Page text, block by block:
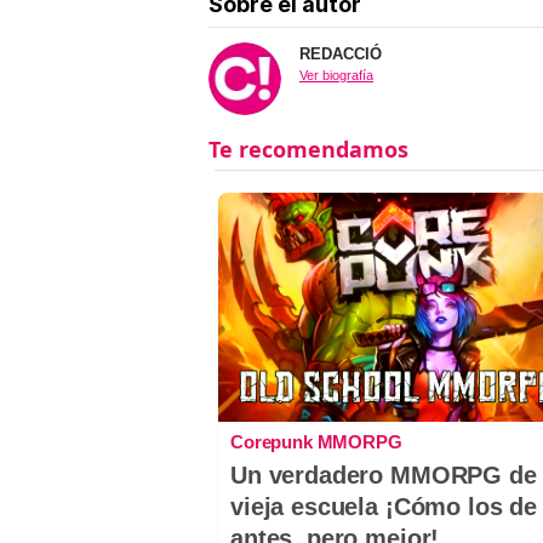
REDACCIÓ
Ver biografía
Corepunk MMORPG
Un verdadero MMORPG de
vieja escuela ¡Cómo los de